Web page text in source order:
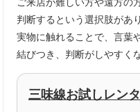
ご来店が難しい方や遠方の
判断するという選択肢があ
実物に触れることで、言葉
結びつき、判断がしやすく
三味線お試しレン